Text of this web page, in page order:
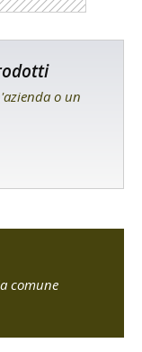
o un
comune